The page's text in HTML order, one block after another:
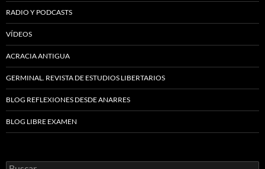
RADIO Y PODCASTS
VÍDEOS
ACRACIA ANTIGUA
GERMINAL. REVISTA DE ESTUDIOS LIBERTARIOS
BLOG REFLEXIONES DESDE ANARRES
BLOG LIBRE EXAMEN
Buscar: